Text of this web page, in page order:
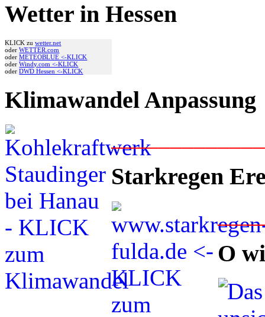
Wetter in Hessen
KLICK zuwetter.net
oderWETTER.com
oderMETEOBLUE <-KLICK
oderWindy.com <-KLICK
oderDWD Hessen <-KLICK
Klimawandel Anpassung
Starkregen
O